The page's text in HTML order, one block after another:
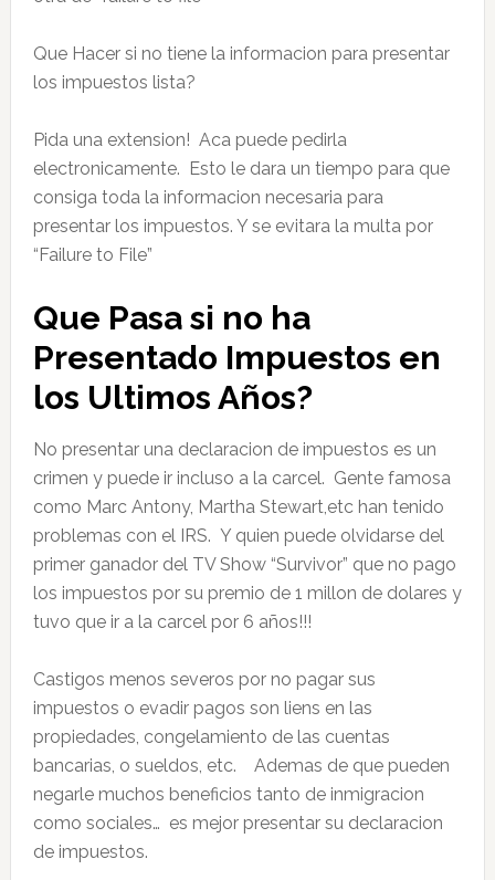
Que Hacer si no tiene la informacion para presentar
los impuestos lista?
Pida una extension! Aca puede pedirla
electronicamente. Esto le dara un tiempo para que
consiga toda la informacion necesaria para
presentar los impuestos. Y se evitara la multa por
“Failure to File”
Que Pasa si no ha
Presentado Impuestos en
los Ultimos Años?
No presentar una declaracion de impuestos es un
crimen y puede ir incluso a la carcel. Gente famosa
como Marc Antony, Martha Stewart,etc han tenido
problemas con el IRS. Y quien puede olvidarse del
primer ganador del TV Show “Survivor” que no pago
los impuestos por su premio de 1 millon de dolares y
tuvo que ir a la carcel por 6 años!!!
Castigos menos severos por no pagar sus
impuestos o evadir pagos son liens en las
propiedades, congelamiento de las cuentas
bancarias, o sueldos, etc. Ademas de que pueden
negarle muchos beneficios tanto de inmigracion
como sociales… es mejor presentar su declaracion
de impuestos.